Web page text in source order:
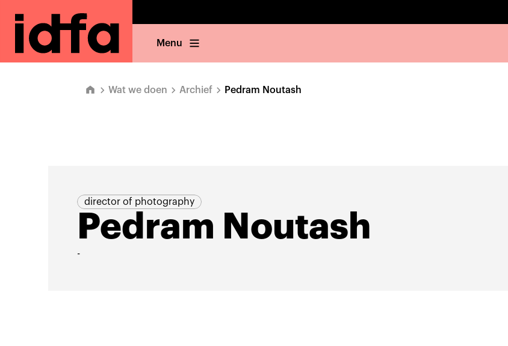
Menu
Wat we doen Archief Pedram Noutash
director of photography
Pedram Noutash
-